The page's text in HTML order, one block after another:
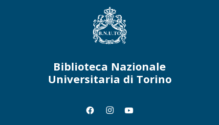
Biblioteca Nazionale
Universitaria di Torino